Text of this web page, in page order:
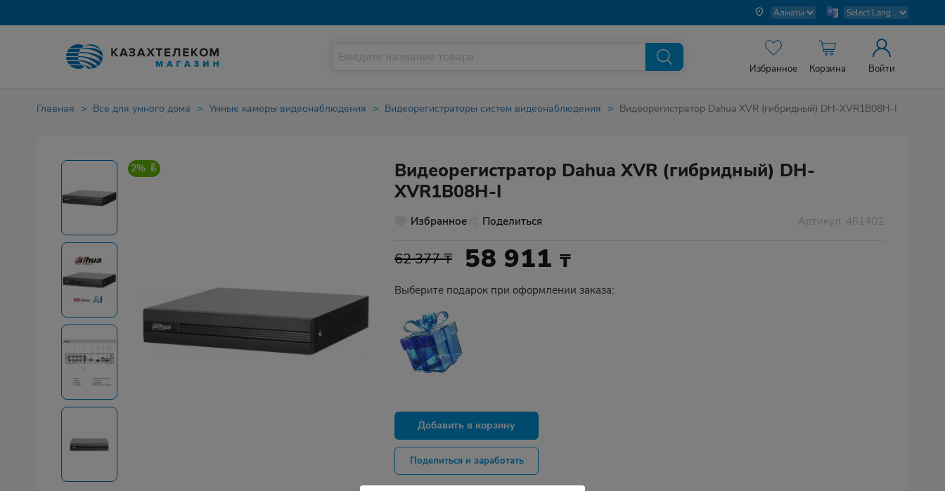
Избранное Корзина Войти
Главная Все для умного дома Умные камеры видеонаблюдения Видеорегистраторы систем видеонаблюдения Видеорегистратор Dahua XVR (гибридный) DH-XVR1B08H-I
2%
Видеорегистратор Dahua XVR (гибридный) DH-
XVR1B08H-I
Избранное Поделиться Артикул: 461402
62 377 ₸ 58 911₸
Выберите подарок при оформлении заказа:
Добавить в корзину
Поделиться и заработать